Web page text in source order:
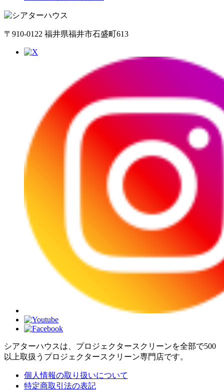
〒910-0122 福井県福井市石盛町613
シアターハウスは、プロジェクタースクリーンを全部で500
以上取扱うプロジェクタースクリーン専門店です。
個人情報の取り扱いについて
特定商取引法の表記